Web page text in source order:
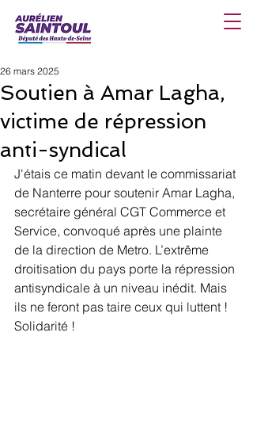
Soutien à Amar Lagha,
victime de répression
anti-syndical
26 mars 2025
J'étais ce matin devant le commissariat
de Nanterre pour soutenir Amar Lagha,
secrétaire général CGT Commerce et
Service, convoqué après une plainte
de la direction de Metro. L’extrême
droitisation du pays porte la répression
antisyndicale à un niveau inédit. Mais
ils ne feront pas taire ceux qui luttent !
Solidarité !